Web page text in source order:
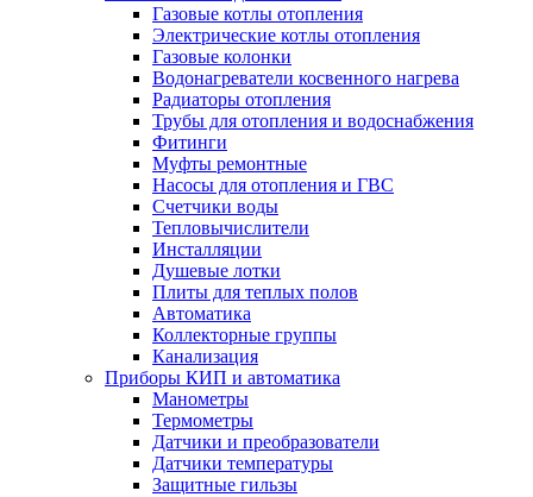
Газовые котлы отопления
Электрические котлы отопления
Газовые колонки
Водонагреватели косвенного нагрева
Радиаторы отопления
Трубы для отопления и водоснабжения
Фитинги
Муфты ремонтные
Насосы для отопления и ГВС
Счетчики воды
Тепловычислители
Инсталляции
Душевые лотки
Плиты для теплых полов
Автоматика
Коллекторные группы
Канализация
Приборы КИП и автоматика
Манометры
Термометры
Датчики и преобразователи
Датчики температуры
Защитные гильзы